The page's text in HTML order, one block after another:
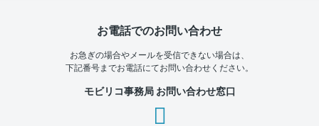
お電話でのお問い合わせ
お急ぎの場合やメールを受信できない場合は、
下記番号までお電話にてお問い合わせください。
モビリコ事務局 お問い合わせ窓口